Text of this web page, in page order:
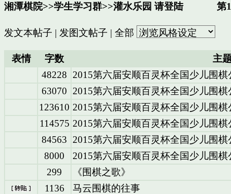
湘潭棋院>>学生学习群>>灌水乐园 请登陆 第1
发文本帖子 | 发图文帖子 | 全部
表情 字数 主
48228
2015第六届安顺百灵杯全国少儿围
63070
2015第六届安顺百灵杯全国少儿围
123610 2015第六届安顺百灵杯全国少儿围
114575 2015第六届安顺百灵杯全国少儿围
84563
2015第六届安顺百灵杯全国少儿围
8000
2015第六届安顺百灵杯全国少儿围
299
《围棋之歌》
1136
马云围棋的往事